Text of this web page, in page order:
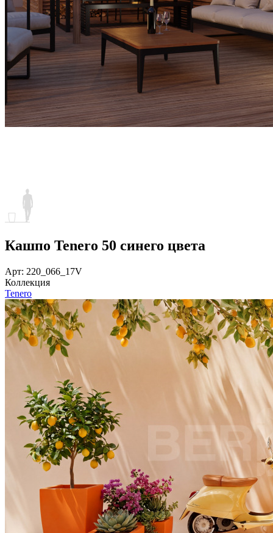
Кашпо Tenero 50 синего цвета
Арт: 220_066_17V
Коллекция
Tenero